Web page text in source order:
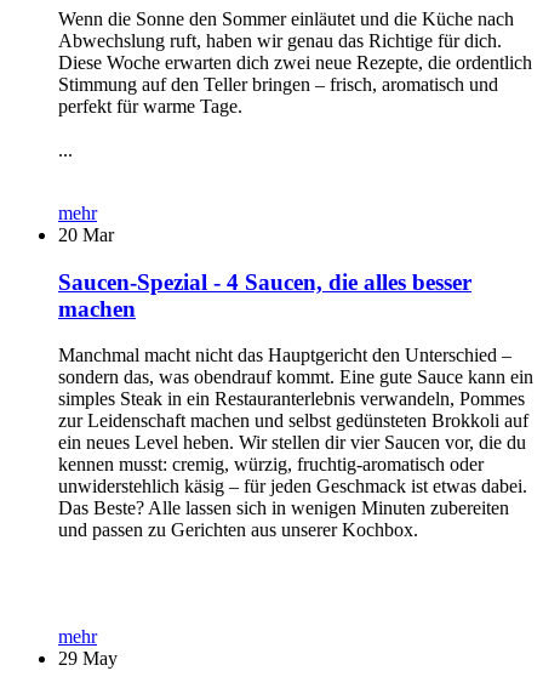
Wenn die Sonne den Sommer einläutet und die Küche nach
Abwechslung ruft, haben wir genau das Richtige für dich.
Diese Woche erwarten dich zwei neue Rezepte, die ordentlich
Stimmung auf den Teller bringen – frisch, aromatisch und
perfekt für warme Tage.
...
mehr
20 Mar
Saucen-Spezial - 4 Saucen, die alles besser
machen
Manchmal macht nicht das Hauptgericht den Unterschied –
sondern das, was obendrauf kommt. Eine gute Sauce kann ein
simples Steak in ein Restauranterlebnis verwandeln, Pommes
zur Leidenschaft machen und selbst gedünsteten Brokkoli auf
ein neues Level heben. Wir stellen dir vier Saucen vor, die du
kennen musst: cremig, würzig, fruchtig-aromatisch oder
unwiderstehlich käsig – für jeden Geschmack ist etwas dabei.
Das Beste? Alle lassen sich in wenigen Minuten zubereiten
und passen zu Gerichten aus unserer Kochbox.
mehr
29 May